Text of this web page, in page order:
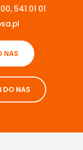
541 01 01
NAS
DO NAS